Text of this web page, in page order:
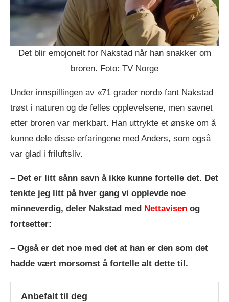
Det blir emojonelt for Nakstad når han snakker om
broren. Foto: TV Norge
Under innspillingen av «71 grader nord» fant Nakstad
trøst i naturen og de felles opplevelsene, men savnet
etter broren var merkbart. Han uttrykte et ønske om å
kunne dele disse erfaringene med Anders, som også
var glad i friluftsliv.
– Det er litt sånn savn å ikke kunne fortelle det. Det
tenkte jeg litt på hver gang vi opplevde noe
minneverdig, deler Nakstad med Nettavisen og
fortsetter:
– Også er det noe med det at han er den som det
hadde vært morsomst å fortelle alt dette til.
Anbefalt til deg